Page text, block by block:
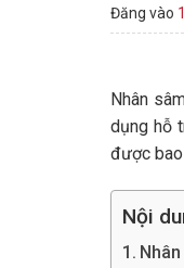
Đăng vào
Nhân
dụng hỗ
được
Nội